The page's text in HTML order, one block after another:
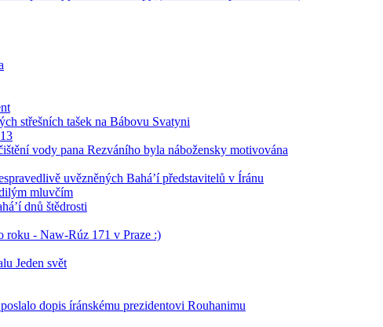
střešních tašek na Bábovu Svatyni
vody pana Rezváního byla nábožensky motivována
uvězněných Bahá’í představitelů v Íránu
mluvčím
dnů štědrosti
roku - Naw-Rúz 171 v Praze :)
Jeden svět
dopis íránskému prezidentovi Rouhanimu